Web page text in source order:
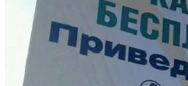
СЮЖЕТЫ, ФИЛЬМЫ
ВИДЕОПРОЗВОДСТВО:
ВИДЕОСЪЕМКА
ВИДЕОПРОЗВОДСТВО:
ВИДЕОМОНТАЖ
ВИДЕОАРХИВ